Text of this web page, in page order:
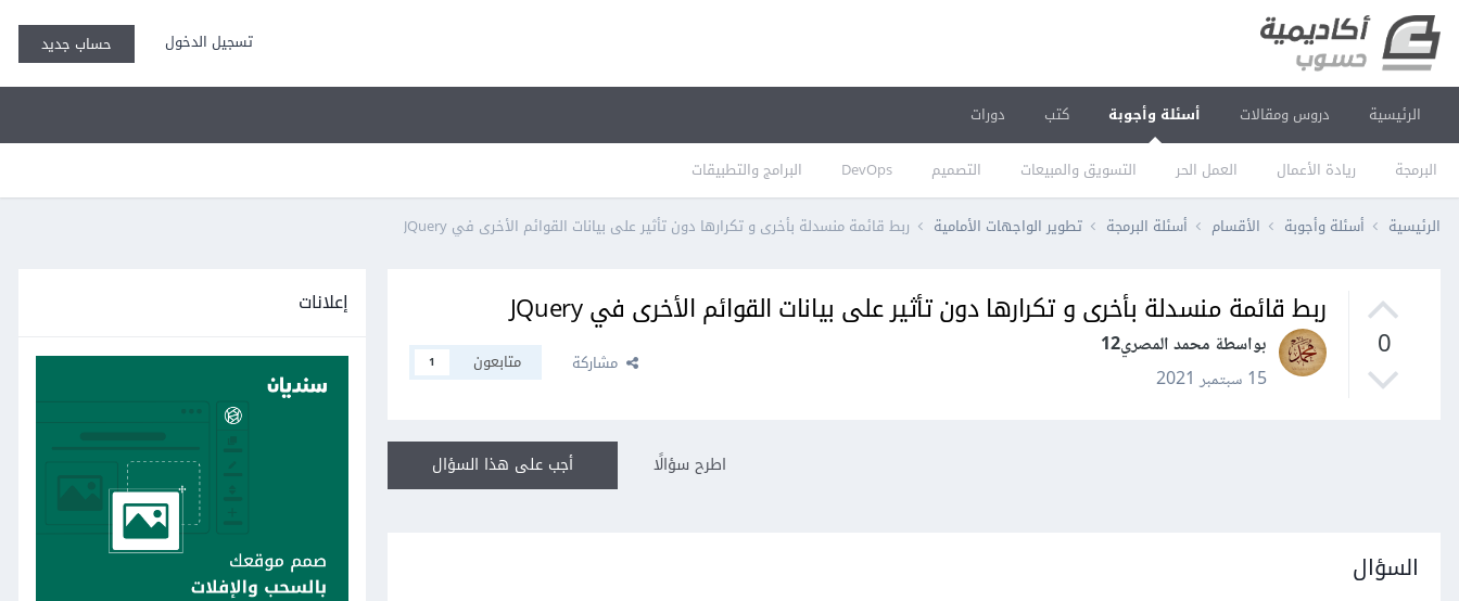
تسجيل الدخول حساب جديد
الرئيسية دروس ومقالات أسئلة وأجوبة
البرمجة ريادة الأعمال العمل الحر التسويق والمبيعات التصميم DevOps البرامج والتطبيقات
كتب دورات
الرئيسية أسئلة وأجوبة الأقسام أسئلة البرمجة تطوير الواجهات الأمامية ربط قائمة منسدلة بأخرى و تكرارها دون تأثير على بيانات القوائم الأخرى في JQuery
0
ربط قائمة منسدلة بأخرى و تكرارها دون تأثير على بيانات القوائم الأخرى في JQuery
بواسطة محمد المصري12
15 سبتمبر 2021
مشاركة متابعون 1
أجب على هذا السؤال اطرح سؤالًا
السؤال
إعلانات